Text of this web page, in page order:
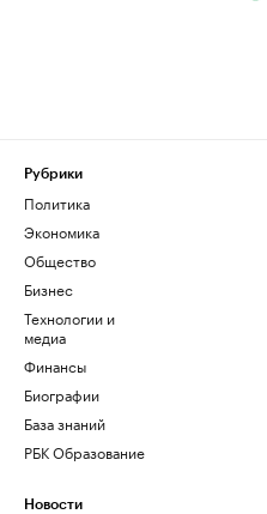
Рубрики
Политика
Экономика
Общество
Бизнес
Технологии и
медиа
Финансы
Биографии
База знаний
РБК Образование
Новости